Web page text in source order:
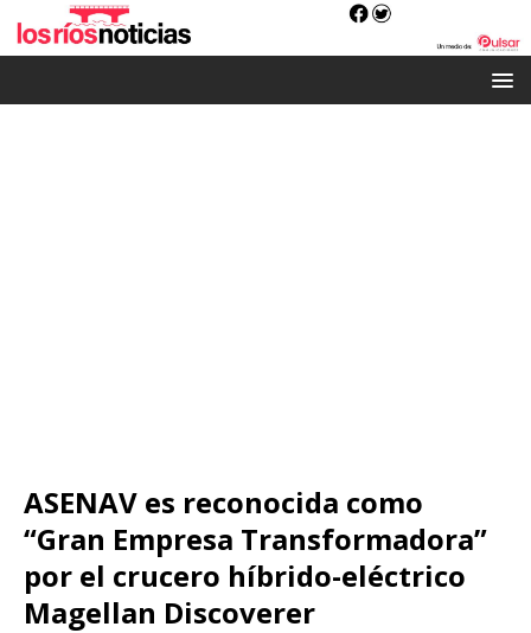
ASENAV es reconocida como
“Gran Empresa Transformadora”
por el crucero híbrido-eléctrico
Magellan Discoverer